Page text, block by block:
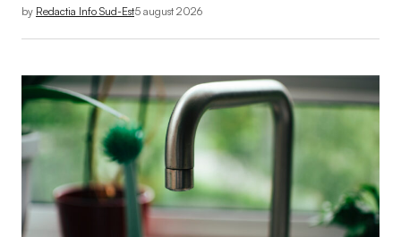
by Redactia Info Sud-Est5 august 2026